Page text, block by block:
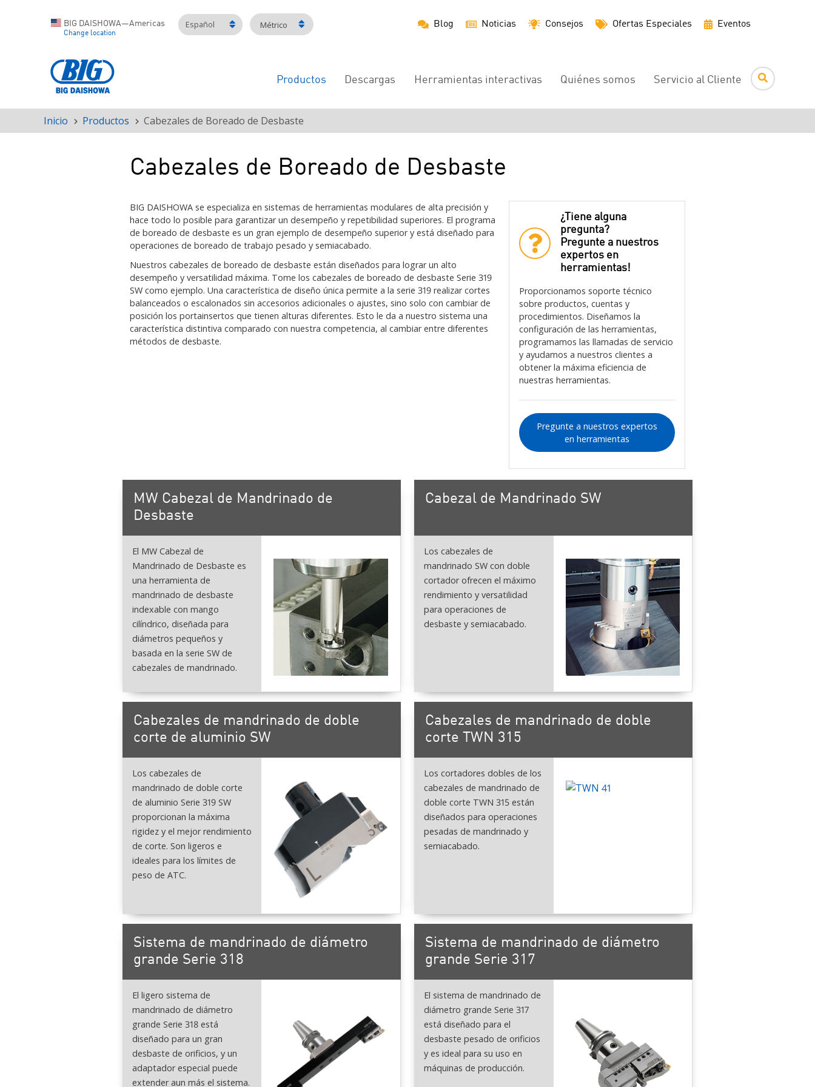
BIG DAISHOWA—Americas
Change location
Español Métrico Blog Noticias Consejos Ofertas Especiales Eventos
Navegación
Productos Descargas Herramientas interactivas Quiénes somos Servicio al Cliente
Ruta
de
Inicio Productos Cabezales de Boreado de Desbaste
Cabezales de Boreado de Desbaste
BIG DAISHOWA se especializa en sistemas de herramientas modulares de alta precisión y
hace todo lo posible para garantizar un desempeño y repetibilidad superiores. El programa
de boreado de desbaste es un gran ejemplo de desempeño superior y está diseñado para
operaciones de boreado de trabajo pesado y semiacabado.
Nuestros cabezales de boreado de desbaste están diseñados para lograr un alto
desempeño y versatilidad máxima. Tome los cabezales de boreado de desbaste Serie 319
SW como ejemplo. Una característica de diseño única permite a la serie 319 realizar cortes
balanceados o escalonados sin accesorios adicionales o ajustes, sino solo con cambiar de
posición los portainsertos que tienen alturas diferentes. Esto le da a nuestro sistema una
característica distintiva comparado con nuestra competencia, al cambiar entre diferentes
métodos de desbaste.
¿Tiene alguna
pregunta?
Pregunte a nuestros
expertos en
herramientas!
Proporcionamos soporte técnico
sobre productos, cuentas y
procedimientos. Diseñamos la
configuración de las herramientas,
programamos las llamadas de servicio
y ayudamos a nuestros clientes a
obtener la máxima eficiencia de
nuestras herramientas.
Pregunte a nuestros expertos
en herramientas
MW Cabezal de Mandrinado de
Desbaste
El MW Cabezal de
Mandrinado de Desbaste es
una herramienta de
mandrinado de desbaste
indexable con mango
cilíndrico, diseñada para
diámetros pequeños y
basada en la serie SW de
cabezales de mandrinado.
Cabezal de Mandrinado SW
Los cabezales de
mandrinado SW con doble
cortador ofrecen el máximo
rendimiento y versatilidad
para operaciones de
desbaste y semiacabado.
Cabezales de mandrinado de doble
corte de aluminio SW
Los cabezales de
mandrinado de doble corte
de aluminio Serie 319 SW
proporcionan la máxima
rigidez y el mejor rendimiento
de corte. Son ligeros e
ideales para los límites de
peso de ATC.
Cabezales de mandrinado de doble
corte TWN 315
Los cortadores dobles de los
cabezales de mandrinado de
doble corte TWN 315 están
diseñados para operaciones
pesadas de mandrinado y
semiacabado.
Sistema de mandrinado de diámetro
grande Serie 318
El ligero sistema de
mandrinado de diámetro
grande Serie 318 está
diseñado para un gran
desbaste de orificios, y un
adaptador especial puede
extender aun más el sistema.
Sistema de mandrinado de diámetro
grande Serie 317
El sistema de mandrinado de
diámetro grande Serie 317
está diseñado para el
desbaste pesado de orificios
y es ideal para su uso en
máquinas de producción.